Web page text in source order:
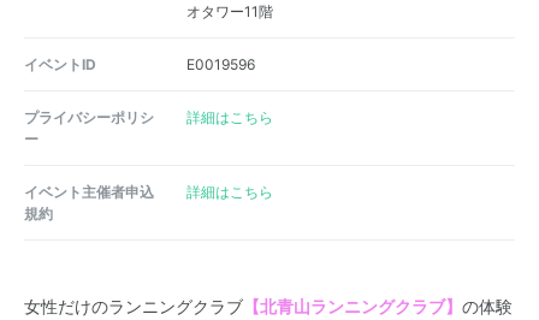
オタワー11階
イベントID E0019596
プライバシーポリシ
ー
詳細はこちら
イベント主催者申込
規約
詳細はこちら
女性だけのランニングクラブ 【北青山ランニングクラブ】 の体験